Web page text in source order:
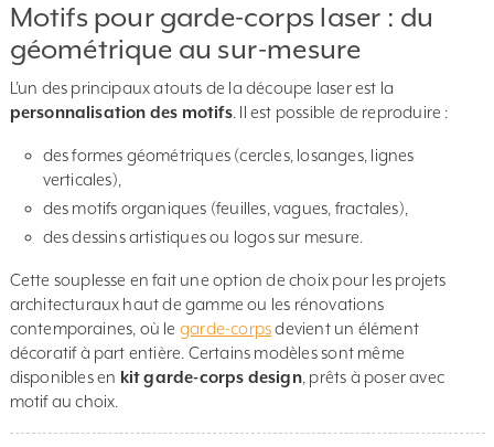
Motifs pour garde-corps laser : du
géométrique au sur-mesure
L’un des principaux atouts de la découpe laser est la
personnalisation des motifs. Il est possible de reproduire :
des formes géométriques (cercles, losanges, lignes
verticales),
des motifs organiques (feuilles, vagues, fractales),
des dessins artistiques ou logos sur mesure.
Cette souplesse en fait une option de choix pour les projets
architecturaux haut de gamme ou les rénovations
contemporaines, où le garde-corpsdevient un élément
décoratif à part entière. Certains modèles sont même
disponibles en kit garde-corps design, prêts à poser avec
motif au choix.